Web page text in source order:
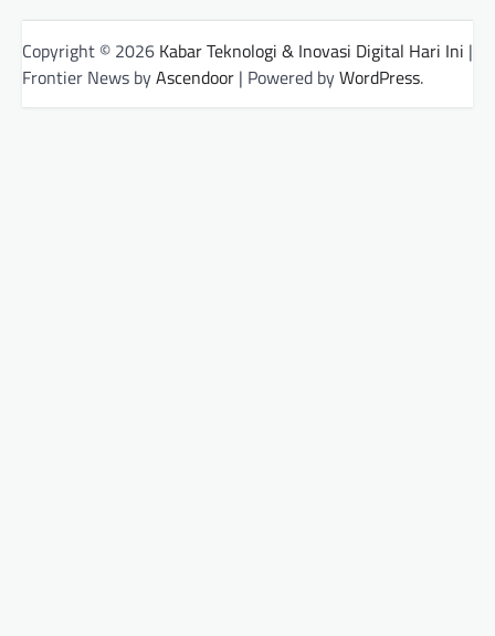
Copyright © 2026 Kabar Teknologi & Inovasi Digital Hari Ini |
Frontier News byAscendoor | Powered byWordPress.